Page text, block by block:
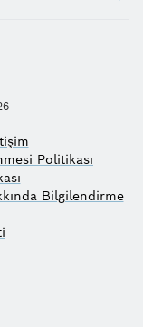
Politikası
Bilgilendirme